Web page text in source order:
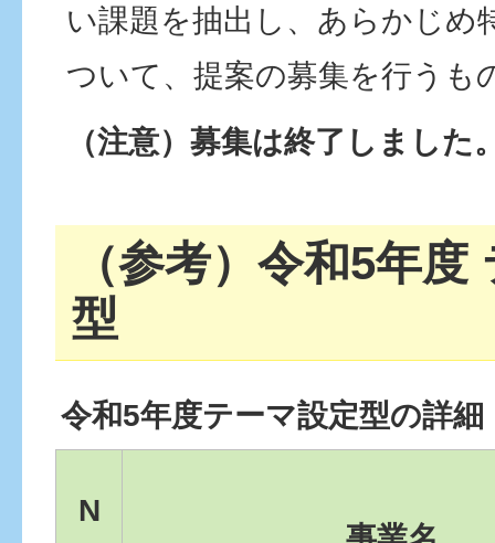
い課題を抽出し、あらかじめ
ついて、提案の募集を行うも
（注意）募集は終了しました
（参考）令和5年
型
令和5年度テーマ設定型の詳細
N